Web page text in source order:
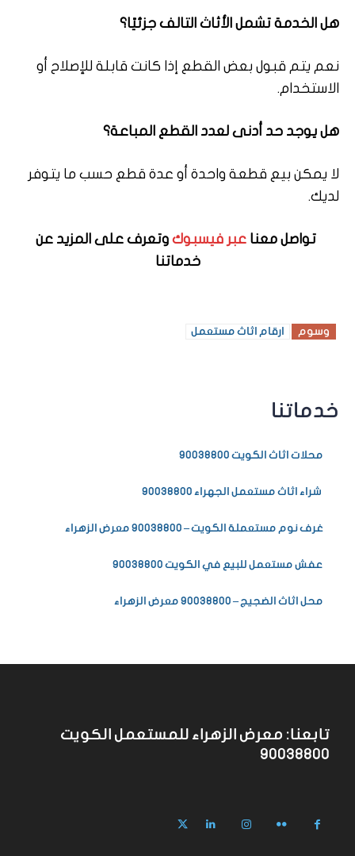
خدماتنا
محلات اثاث الكويت 90038800
شراء اثاث مستعمل الجهراء 90038800
غرف نوم مستعملة الكويت – 90038800 معرض الزهراء
عفش مستعمل للبيع في الكويت 90038800
محل اثاث الضجيج – 90038800 معرض الزهراء
هل الخدمة تشمل الأثاث التالف جزئيًا؟
نعم يتم قبول بعض القطع إذا كانت قابلة للإصلاح أو
الاستخدام.
هل يوجد حد أدنى لعدد القطع المباعة؟
لا يمكن بيع قطعة واحدة أو عدة قطع حسب ما يتوفر
لديك.
تواصل معنا عبر فيسبوك وتعرف على المزيد عن
خدماتنا
وسوم ارقام اثاث مستعمل
تابعنا: معرض الزهراء للمستعمل الكويت
90038800